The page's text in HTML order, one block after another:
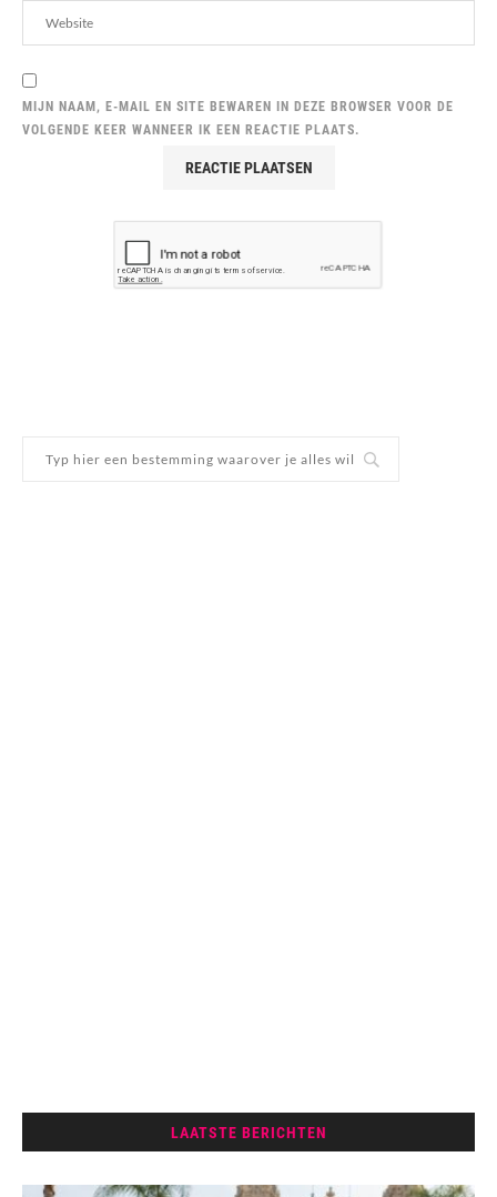
MIJN NAAM, E-MAIL EN SITE BEWAREN IN DEZE BROWSER VOOR DE
VOLGENDE KEER WANNEER IK EEN REACTIE PLAATS.
LAATSTE BERICHTEN